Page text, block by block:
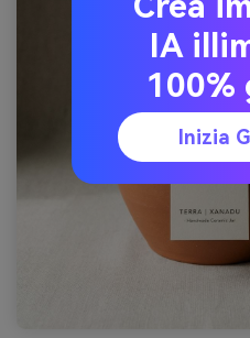
IA
100%
Inizia